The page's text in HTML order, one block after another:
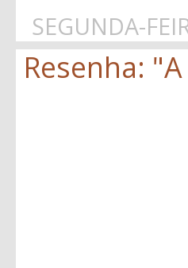
SEGUNDA-
Resenha: